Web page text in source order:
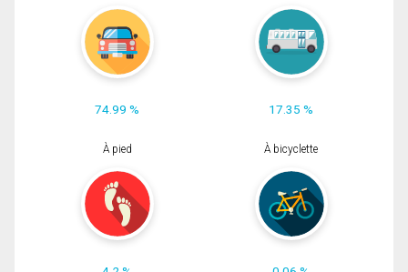
74.99 % 17.35 %
À pied À bicyclette